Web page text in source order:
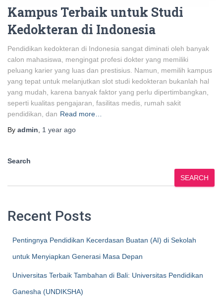
Kampus Terbaik untuk Studi
Kedokteran di Indonesia
Pendidikan kedokteran di Indonesia sangat diminati oleh banyak
calon mahasiswa, mengingat profesi dokter yang memiliki
peluang karier yang luas dan prestisius. Namun, memilih kampus
yang tepat untuk melanjutkan slot studi kedokteran bukanlah hal
yang mudah, karena banyak faktor yang perlu dipertimbangkan,
seperti kualitas pengajaran, fasilitas medis, rumah sakit
pendidikan, dan Read more…
By admin 1 year ago
Search
SEARCH
Recent Posts
Pentingnya Pendidikan Kecerdasan Buatan (AI) di Sekolah
untuk Menyiapkan Generasi Masa Depan
Universitas Terbaik Tambahan di Bali: Universitas Pendidikan
Ganesha (UNDIKSHA)